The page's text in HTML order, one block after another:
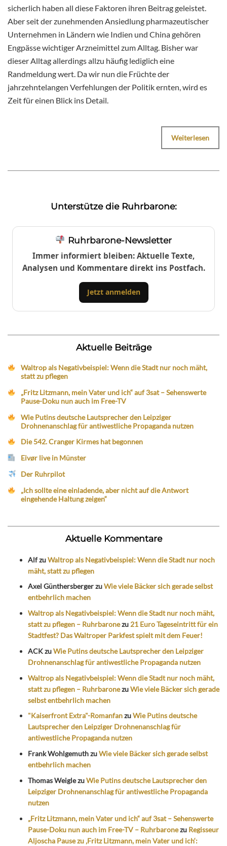
sicherlich haben all diese Faktoren ihren Beitrag geleistet.
Aber seit der zunehmenden Ansiedlung pharmazeutischer
Unternehmen in Ländern wie Indien und China gehören
Engpässe wichtiger Arzneimittel zum Alltag. Bisher war
dieser Alltag allerdings allzu häufig lediglich eine
Randmeldung wert. Da wir nun die Früchte der
jahrzehntelangen Verfehlungen der Politik ernten, wird es
Zeit für einen Blick ins Detail.
Weiterlesen
Unterstütze die Ruhrbarone:
Ruhrbarone-Newsletter
Immer informiert bleiben: Aktuelle Texte,
Analysen und Kommentare direkt ins Postfach.
Jetzt anmelden
Aktuelle Beiträge
Waltrop als Negativbeispiel: Wenn die Stadt nur noch mäht,
statt zu pflegen
„Fritz Litzmann, mein Vater und ich“ auf 3sat – Sehenswerte
Pause-Doku nun auch im Free-TV
Wie Putins deutsche Lautsprecher den Leipziger
Drohnenanschlag für antiwestliche Propaganda nutzen
Die 542. Cranger Kirmes hat begonnen
Eivør live in Münster
Der Ruhrpilot
„Ich sollte eine einladende, aber nicht auf die Antwort
eingehende Haltung zeigen“
Aktuelle Kommentare
AlfzuWaltrop als Negativbeispiel: Wenn die Stadt nur noch
mäht, statt zu pflegen
Axel GünthersbergerzuWie viele Bäcker sich gerade selbst
entbehrlich machen
Waltrop als Negativbeispiel: Wenn die Stadt nur noch mäht,
statt zu pflegen – Ruhrbaronezu 21 Euro Tageseintritt für ein
Stadtfest? Das Waltroper Parkfest spielt mit dem Feuer!
ACKzuWie Putins deutsche Lautsprecher den Leipziger
Drohnenanschlag für antiwestliche Propaganda nutzen
Waltrop als Negativbeispiel: Wenn die Stadt nur noch mäht,
statt zu pflegen – RuhrbaronezuWie viele Bäcker sich gerade
selbst entbehrlich machen
"Kaiserfront Extra"-RomanfanzuWie Putins deutsche
Lautsprecher den Leipziger Drohnenanschlag für
antiwestliche Propaganda nutzen
Frank WohlgemuthzuWie viele Bäcker sich gerade selbst
entbehrlich machen
Thomas WeiglezuWie Putins deutsche Lautsprecher den
Leipziger Drohnenanschlag für antiwestliche Propaganda
nutzen
„Fritz Litzmann, mein Vater und ich“ auf 3sat – Sehenswerte
Pause-Doku nun auch im Free-TV – Ruhrbaronezu Regisseur
Aljoscha Pause zu ‚Fritz Litzmann, mein Vater und ich‘: